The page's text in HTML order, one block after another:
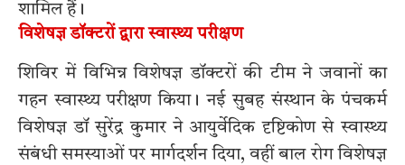
शामिल हैं।
विशेषज्ञ डॉक्टरों द्वारा स्वास्थ्य परीक्षण
शिविर में विभिन्न विशेषज्ञ डॉक्टरों की टीम ने जवानों का
गहन स्वास्थ्य परीक्षण किया। नई सुबह संस्थान के पंचकर्म
विशेषज्ञ डॉ सुरेंद्र कुमार ने आयुर्वेदिक दृष्टिकोण से स्वास्थ्य
संबंधी समस्याओं पर मार्गदर्शन दिया, वहीं बाल रोग विशेषज्ञ